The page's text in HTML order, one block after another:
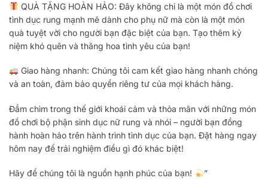
QUÀ TẶNG HOÀN HẢO: Đây không chỉ là một món đồ chơi
tình dục rung mạnh mẽ dành cho phụ nữ mà còn là một món
quà tuyệt vời cho người bạn đặc biệt của bạn. Tạo thêm kỷ
niệm khó quên và thăng hoa tình yêu của bạn!
Giao hàng nhanh: Chúng tôi cam kết giao hàng nhanh chóng
và an toàn, đảm bảo quyền riêng tư của mọi khách hàng.
Đắm chìm trong thế giới khoái cảm và thỏa mãn với những món
đồ chơi bộ phận sinh dục nữ rung và nhói – người bạn đồng
hành hoàn hảo trên hành trình tình dục của bạn. Đặt hàng ngay
hôm nay để trải nghiệm điều gì đó khác biệt!
Hãy để chúng tôi là nguồn hạnh phúc của bạn! ”